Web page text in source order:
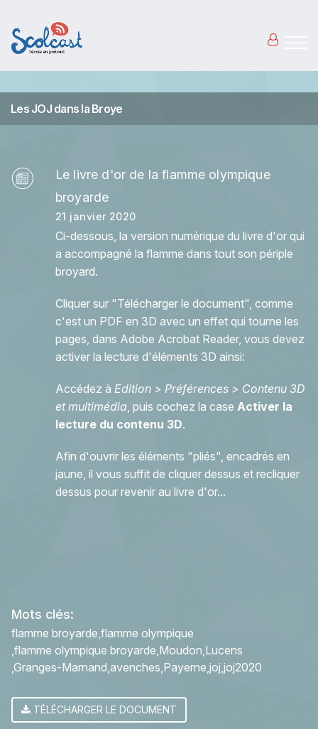
Les JOJ dans la Broye
Le livre d'or de la flamme olympique
broyarde
21 janvier 2020
Ci-dessous, la version numérique du livre d'or qui
a accompagné la flamme dans tout son périple
broyard.
Cliquer sur "Télécharger le document", comme
c'est un PDF en 3D avec un effet qui tourne les
pages, dans Adobe Acrobat Reader, vous devez
activer la lecture d'éléments 3D ainsi:
Accédez à Edition > Préférences > Contenu 3D
et multimédia, puis cochez la case Activer la
lecture du contenu 3D.
Afin d'ouvrir les éléments "pliés", encadrés en
jaune, il vous suffit de cliquer dessus et recliquer
dessus pour revenir au livre d'or...
Mots clés:
flamme broyarde flamme olympique
flamme olympique broyarde Moudon Lucens
Granges-Marnand avenches Payerne joj joj2020
TÉLÉCHARGER LE DOCUMENT